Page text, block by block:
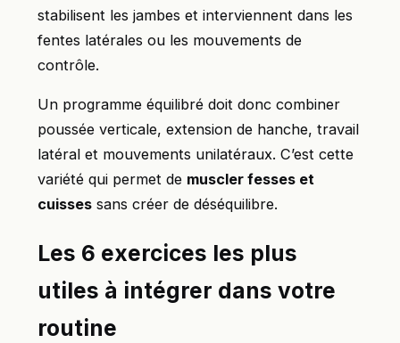
stabilisent les jambes et interviennent dans les
fentes latérales ou les mouvements de
contrôle.
Un programme équilibré doit donc combiner
poussée verticale, extension de hanche, travail
latéral et mouvements unilatéraux. C’est cette
variété qui permet de muscler fesses et
cuisses sans créer de déséquilibre.
Les 6 exercices les plus
utiles à intégrer dans votre
routine